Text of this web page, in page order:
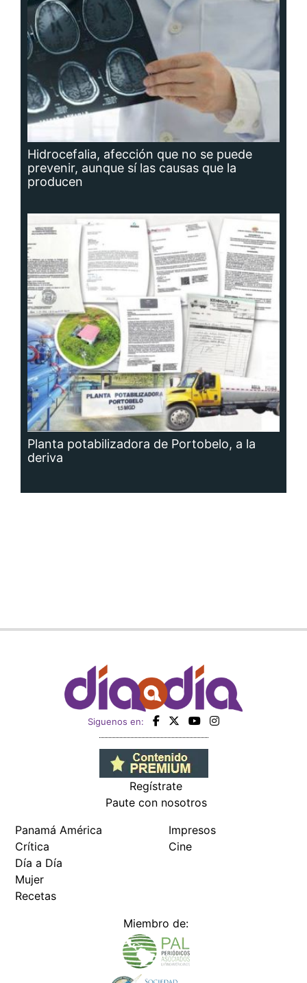
Hidrocefalia, afección que no se puede
prevenir, aunque sí las causas que la
producen
Planta potabilizadora de Portobelo, a la
deriva
Siguenos en:
Regístrate
Paute con nosotros
Panamá América
Crítica
Día a Día
Mujer
Recetas
Impresos
Cine
Miembro de: